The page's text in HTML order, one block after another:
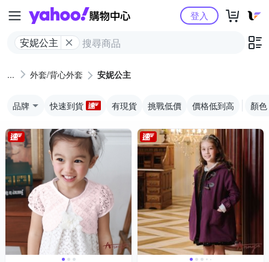
Yahoo購物中心
安妮公主
登入
外套/背心外套 安妮公主
品牌 快速到貨 有現貨 挑戰低價 價格低到高 顏色